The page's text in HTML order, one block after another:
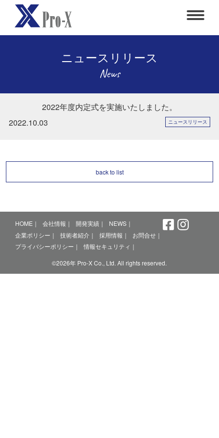
ニュースリリース
News
2022年度内定式を実施いたしました。
2022.10.03
ニュースリリース
back to list
HOME 会社情報 開発実績
NEWS
企業ポリシー
技術者紹介 採用情報
お問合せ
プライバシーポリシー
情報セキュリティ
©2026年 Pro-X Co., Ltd. All rights reserved.